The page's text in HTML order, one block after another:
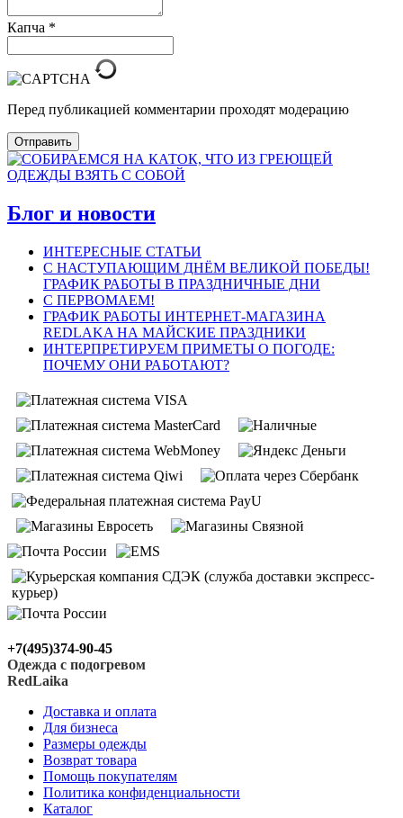
Капча *
Перед публикацией комментарии проходят модерацию
Отправить
Блог и новости
ИНТЕРЕСНЫЕ СТАТЬИ
С НАСТУПАЮЩИМ ДНЁМ ВЕЛИКОЙ ПОБЕДЫ!
ГРАФИК РАБОТЫ В ПРАЗДНИЧНЫЕ ДНИ
С ПЕРВОМАЕМ!
ГРАФИК РАБОТЫ ИНТЕРНЕТ-МАГАЗИНА
REDLAKA НА МАЙСКИЕ ПРАЗДНИКИ
ИНТЕРПРЕТИРУЕМ ПРИМЕТЫ О ПОГОДЕ:
ПОЧЕМУ ОНИ РАБОТАЮТ?
+7(495)374-90-45
Одежда с подогревом
RedLaika
Доставка и оплата
Для бизнеса
Размеры одежды
Возврат товара
Помощь покупателям
Политика конфиденциальности
Каталог